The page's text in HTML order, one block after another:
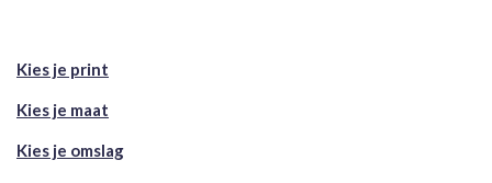
Kies je print
Kies je maat
Kies je omslag